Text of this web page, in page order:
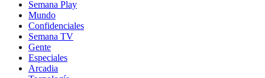
Semana Play
Mundo
Confidenciales
Semana TV
Gente
Especiales
Arcadia